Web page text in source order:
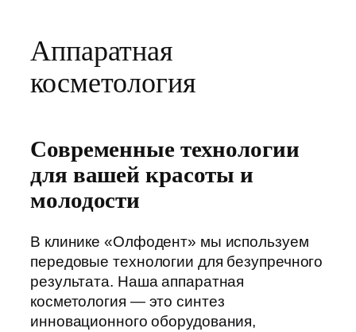
Аппаратная
косметология
Современные технологии
для вашей красоты и
молодости
В клинике «Олфодент» мы используем
передовые технологии для безупречного
результата. Наша аппаратная
косметология — это синтез
инновационного оборудования,